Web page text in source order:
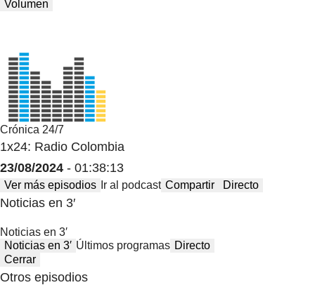
Volumen
Crónica 24/7
1x24: Radio Colombia
23/08/2024 - 01:38:13
Ver más episodios Ir al podcast Compartir Directo
Noticias en 3′
Noticias en 3′
Noticias en 3′ Últimos programas Directo
Cerrar
Otros episodios